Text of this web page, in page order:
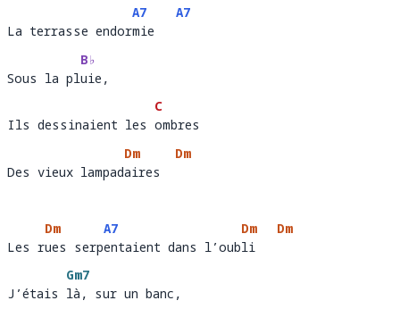
La terrasse endor
A7
mie
A7
La terrasse endormie
Sous la pl
B♭
uie,
Sous la pluie,
Ils dessinaient les
C
ombres
Ils dessinaient les ombres
Des vieux lampad
Dm
aires
Dm
Des vieux lampadaires
Les r
Dm
ues serp
A7
entaient dans l’oub
Dm
li
Dm
Les rues serpentaient dans l’oubli
J’étais
Gm7
là, sur un banc,
J’étais là, sur un banc,